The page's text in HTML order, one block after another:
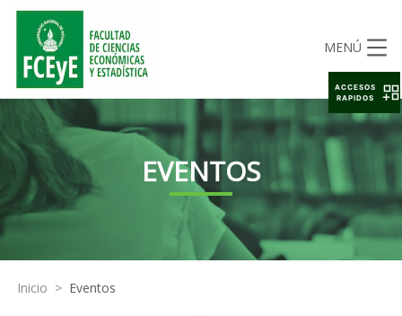
MENÚ
EVENTOS
Inicio > Eventos
ACCESOS
RAPIDOS